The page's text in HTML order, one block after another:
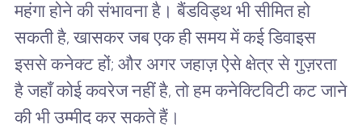
महंगा होने की संभावना है। बैंडविड्थ भी सीमित हो
सकती है, खासकर जब एक ही समय में कई डिवाइस
इससे कनेक्ट हों; और अगर जहाज़ ऐसे क्षेत्र से गुज़रता
है जहाँ कोई कवरेज नहीं है, तो हम कनेक्टिविटी कट जाने
की भी उम्मीद कर सकते हैं।